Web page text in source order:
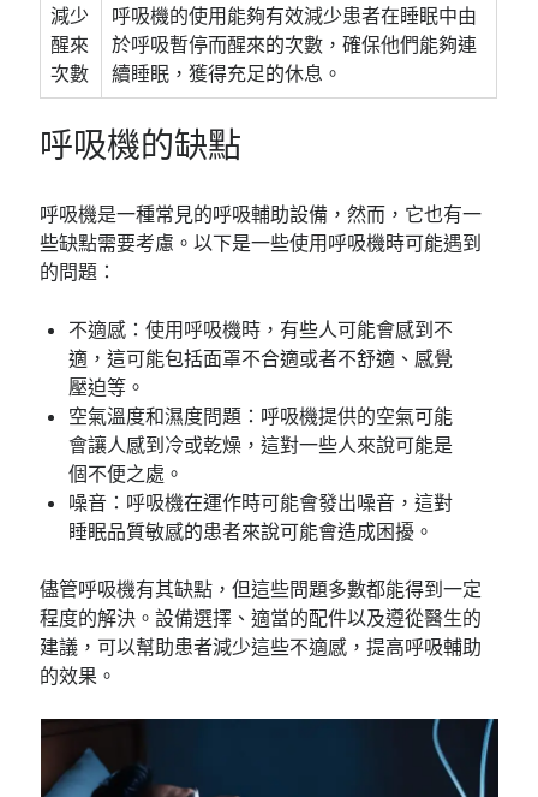
減少
醒來
次數
呼吸機的使用能夠有效減少患者在睡眠中由
於呼吸暫停而醒來的次數，確保他們能夠連
續睡眠，獲得充足的休息。
呼吸機的缺點
呼吸機是一種常見的呼吸輔助設備，然而，它也有一
些缺點需要考慮。以下是一些使用呼吸機時可能遇到
的問題：
不適感：使用呼吸機時，有些人可能會感到不
適，這可能包括面罩不合適或者不舒適、感覺
壓迫等。
空氣溫度和濕度問題：呼吸機提供的空氣可能
會讓人感到冷或乾燥，這對一些人來說可能是
個不便之處。
噪音：呼吸機在運作時可能會發出噪音，這對
睡眠品質敏感的患者來說可能會造成困擾。
儘管呼吸機有其缺點，但這些問題多數都能得到一定
程度的解決。設備選擇、適當的配件以及遵從醫生的
建議，可以幫助患者減少這些不適感，提高呼吸輔助
的效果。